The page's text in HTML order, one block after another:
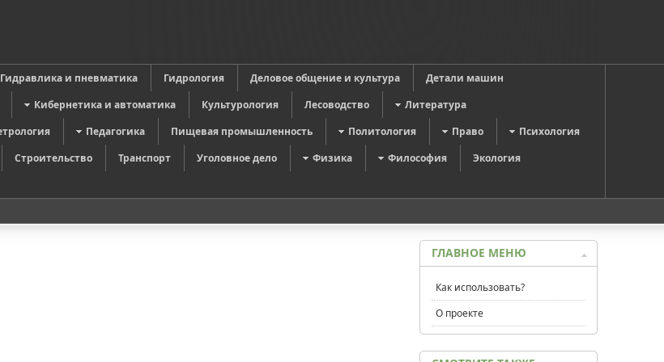
Гидравлика и пневматика Гидрология Деловое общение и культура
Детали машин
Кибернетика и автоматика Культурология Лесоводство
Литература
Педагогика Пищевая промышленность Политология Право
Психология
Строительство Транспорт Уголовное дело Физика Философия
Экология
ГЛАВНОЕ МЕНЮ
Как использовать?
О проекте